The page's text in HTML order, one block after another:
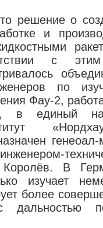
решение о
и
с
по
Фау-2,
в единый
генеоал-
В
изучает
более
дальностью